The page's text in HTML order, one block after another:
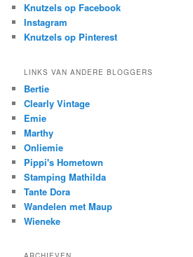
Knutzels op Facebook
Instagram
Knutzels op Pinterest
LINKS VAN ANDERE BLOGGERS
Bertie
Clearly Vintage
Emie
Marthy
Onliemie
Pippi's Hometown
Stamping Mathilda
Tante Dora
Wandelen met Maup
Wieneke